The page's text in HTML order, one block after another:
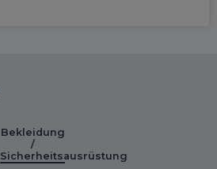
Bekleidung
/
Sicherheitsausrüstung